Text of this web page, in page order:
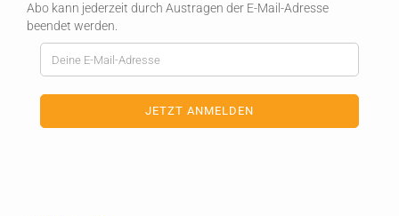
Abo kann jederzeit durch Austragen der E-Mail-Adresse
beendet werden.